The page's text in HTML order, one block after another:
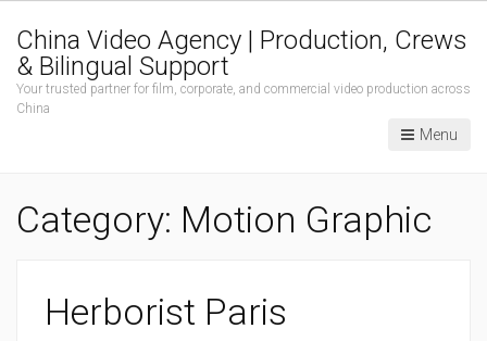
China Video Agency | Production, Crews
& Bilingual Support
Your trusted partner for film, corporate, and commercial video production across
China
Menu
Category: Motion Graphic
Herborist Paris